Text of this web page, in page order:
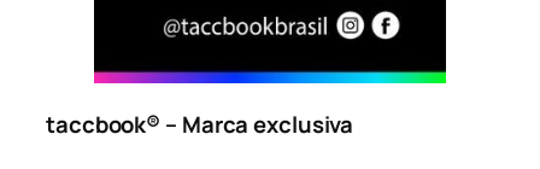
taccbook® – Marca exclusiva